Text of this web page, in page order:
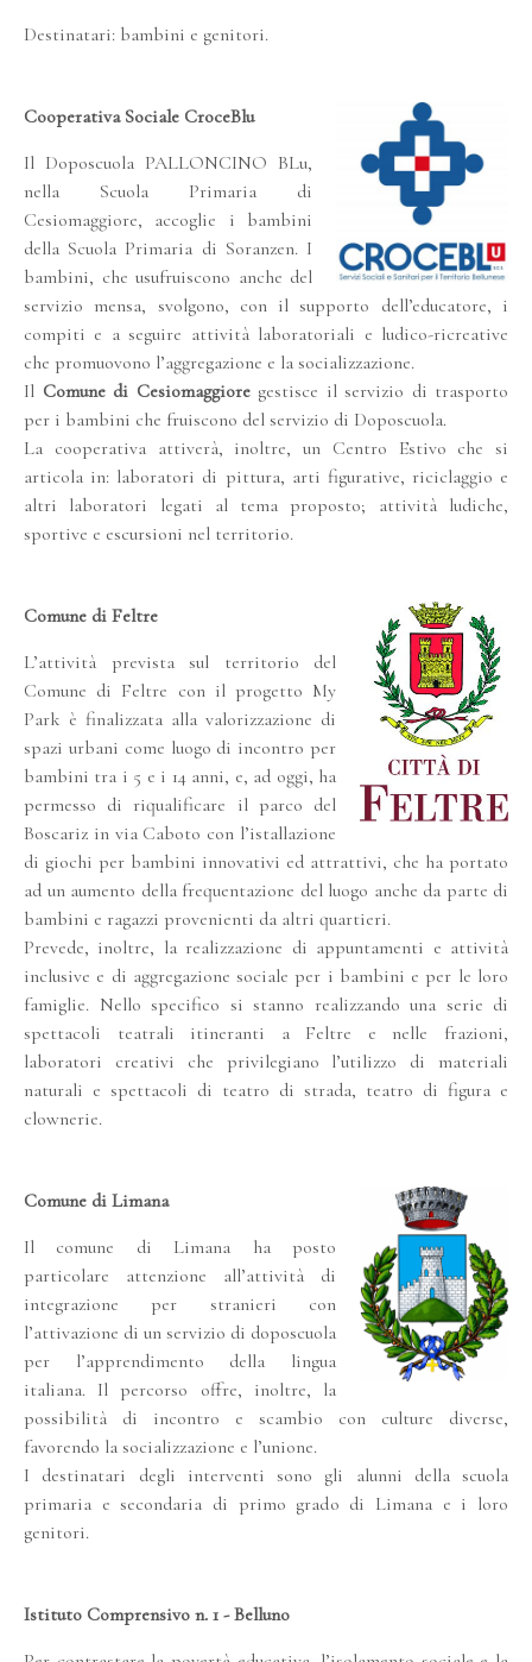
Destinatari: bambini e genitori.
Cooperativa Sociale CroceBlu
Il Doposcuola PALLONCINO BLu,
nella Scuola Primaria di
Cesiomaggiore, accoglie i bambini
della Scuola Primaria di Soranzen. I
bambini, che usufruiscono anche del
servizio mensa, svolgono, con il supporto dell’educatore, i
compiti e a seguire attività laboratoriali e ludico-ricreative
che promuovono l’aggregazione e la socializzazione.
Il Comune di Cesiomaggioregestisce il servizio di trasporto
per i bambini che fruiscono del servizio di Doposcuola.
La cooperativa attiverà, inoltre, un Centro Estivo che si
articola in: laboratori di pittura, arti figurative, riciclaggio e
altri laboratori legati al tema proposto; attività ludiche,
sportive e escursioni nel territorio.
Comune di Feltre
L’attività prevista sul territorio del
Comune di Feltre con il progetto My
Park è finalizzata alla valorizzazione di
spazi urbani come luogo di incontro per
bambini tra i 5 e i 14 anni, e, ad oggi, ha
permesso di riqualificare il parco del
Boscariz in via Caboto con l’istallazione
di giochi per bambini innovativi ed attrattivi, che ha portato
ad un aumento della frequentazione del luogo anche da parte di
bambini e ragazzi provenienti da altri quartieri.
Prevede, inoltre, la realizzazione di appuntamenti e attività
inclusive e di aggregazione sociale per i bambini e per le loro
famiglie. Nello specifico si stanno realizzando una serie di
spettacoli teatrali itineranti a Feltre e nelle frazioni,
laboratori creativi che privilegiano l’utilizzo di materiali
naturali e spettacoli di teatro di strada, teatro di figura e
clownerie.
Comune di Limana
Il comune di Limana ha posto
particolare attenzione all’attività di
integrazione per stranieri con
l’attivazione di un servizio di doposcuola
per l’apprendimento della lingua
italiana. Il percorso offre, inoltre, la
possibilità di incontro e scambio con culture diverse,
favorendo la socializzazione e l’unione.
I destinatari degli interventi sono gli alunni della scuola
primaria e secondaria di primo grado di Limana e i loro
genitori.
Istituto Comprensivo n. 1 - Belluno